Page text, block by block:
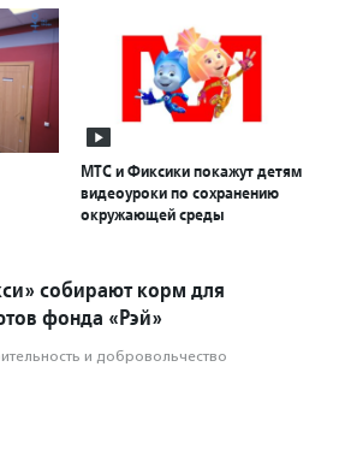
МТС и Фиксики покажут детям
видеоуроки по сохранению
окружающей среды
собирают корм для
фонда «Рэй»
и доброволь­чест­во